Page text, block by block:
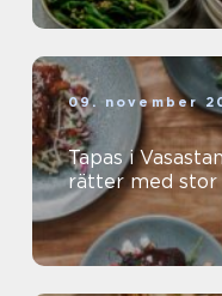
09. november
Tapas i
rätter med stor